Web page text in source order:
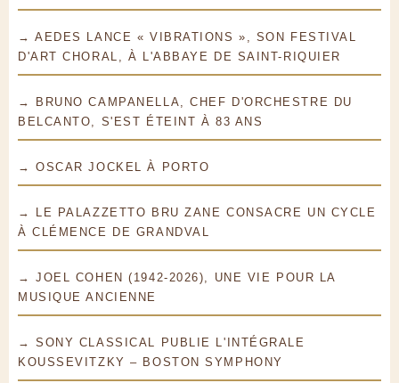
→ AEDES LANCE « VIBRATIONS », SON FESTIVAL
D'ART CHORAL, À L'ABBAYE DE SAINT-RIQUIER
→ BRUNO CAMPANELLA, CHEF D'ORCHESTRE DU
BELCANTO, S'EST ÉTEINT À 83 ANS
→ OSCAR JOCKEL À PORTO
→ LE PALAZZETTO BRU ZANE CONSACRE UN CYCLE
À CLÉMENCE DE GRANDVAL
→ JOEL COHEN (1942-2026), UNE VIE POUR LA
MUSIQUE ANCIENNE
→ SONY CLASSICAL PUBLIE L'INTÉGRALE
KOUSSEVITZKY – BOSTON SYMPHONY